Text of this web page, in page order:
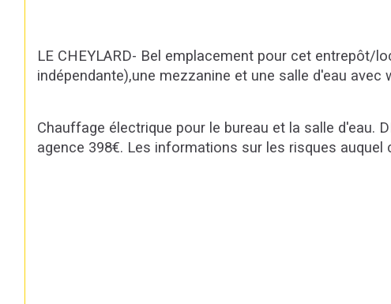
LE CHEYLARD- Bel emplacement pour cet entrepôt/
indépendante),une mezzanine et une salle d'eau
Chauffage électrique pour le bureau et la salle d'eau.
agence 398€. Les informations sur les risques